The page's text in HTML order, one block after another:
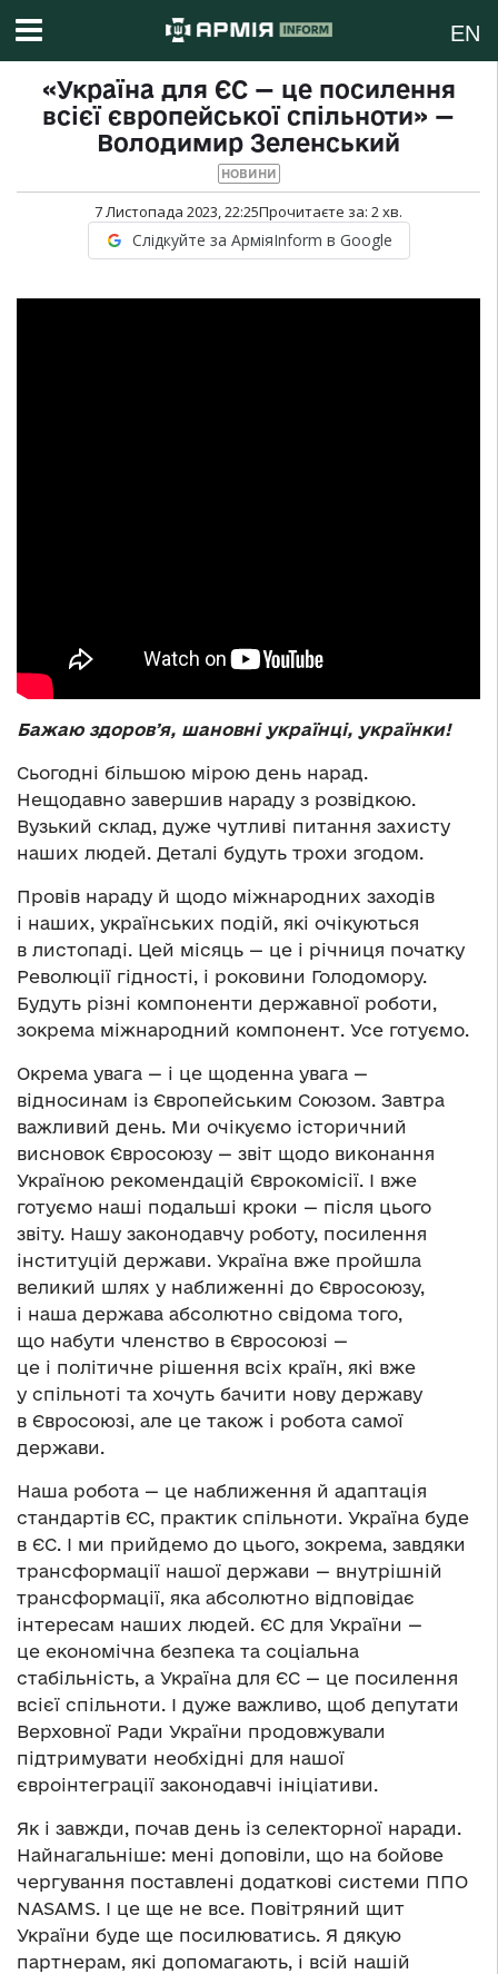
EN
«Україна для ЄС — це посилення
всієї європейської спільноти» —
Володимир Зеленський
НОВИНИ
7 Листопада 2023, 22:25Прочитаєте за: 2хв.
Слідкуйте за АрміяInform в Google
Бажаю здоровʼя, шановні українці, українки!
Сьогодні більшою мірою день нарад.
Нещодавно завершив нараду з розвідкою.
Вузький склад, дуже чутливі питання захисту
наших людей. Деталі будуть трохи згодом.
Провів нараду й щодо міжнародних заходів
і наших, українських подій, які очікуються
в листопаді. Цей місяць — це і річниця початку
Революції гідності, і роковини Голодомору.
Будуть різні компоненти державної роботи,
зокрема міжнародний компонент. Усе готуємо.
Окрема увага — і це щоденна увага —
відносинам із Європейським Союзом. Завтра
важливий день. Ми очікуємо історичний
висновок Євросоюзу — звіт щодо виконання
Україною рекомендацій Єврокомісії. І вже
готуємо наші подальші кроки — після цього
звіту. Нашу законодавчу роботу, посилення
інституцій держави. Україна вже пройшла
великий шлях у наближенні до Євросоюзу,
і наша держава абсолютно свідома того,
що набути членство в Євросоюзі —
це і політичне рішення всіх країн, які вже
у спільноті та хочуть бачити нову державу
в Євросоюзі, але це також і робота самої
держави.
Наша робота — це наближення й адаптація
стандартів ЄС, практик спільноти. Україна буде
в ЄС. І ми прийдемо до цього, зокрема, завдяки
трансформації нашої держави — внутрішній
трансформації, яка абсолютно відповідає
інтересам наших людей. ЄС для України —
це економічна безпека та соціальна
стабільність, а Україна для ЄС — це посилення
всієї спільноти. І дуже важливо, щоб депутати
Верховної Ради України продовжували
підтримувати необхідні для нашої
євроінтеграції законодавчі ініціативи.
Як і завжди, почав день із селекторної наради.
Найнагальніше: мені доповіли, що на бойове
чергування поставлені додаткові системи ППО
NASAMS. І це ще не все. Повітряний щит
України буде ще посилюватись. Я дякую
партнерам, які допомагають, і всій нашій